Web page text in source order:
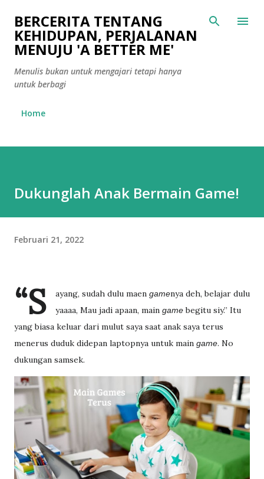
Langsung ke konten utama
BERCERITA TENTANG
KEHIDUPAN, PERJALANAN
MENUJU 'A BETTER ME'
Menulis bukan untuk mengajari tetapi hanya
untuk berbagi
Home
Dukunglah Anak Bermain Game!
Februari 21, 2022
“S ayang, sudah dulu maen gamenya deh, belajar dulu
yaaaa, Mau jadi apaan, main gamebegitu siy.” Itu
yang biasa keluar dari mulut saya saat anak saya terus
menerus duduk didepan laptopnya untuk main game. No
dukungan samsek.